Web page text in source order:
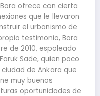
ofrece con cierta
que le llevaron
el urbanismo de
testimonio, Bora
de 2010, espoleado
Sade, quien poco
de Ankara que
muy buenos
oportunidades de